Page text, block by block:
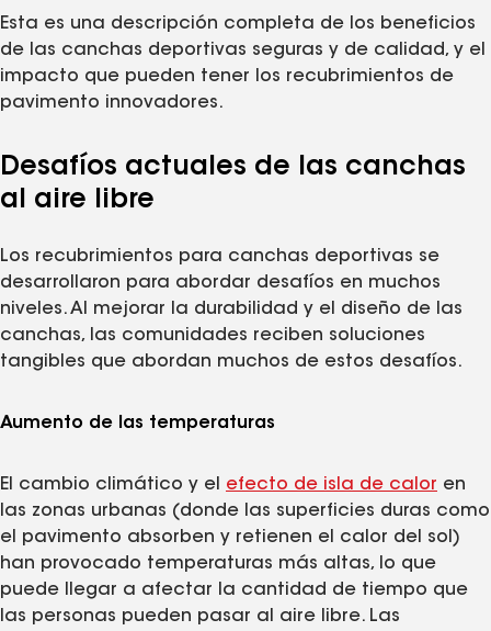
Esta es una descripción completa de los beneficios
de las canchas deportivas seguras y de calidad, y el
impacto que pueden tener los recubrimientos de
pavimento innovadores.
Desafíos actuales de las canchas
al aire libre
Los recubrimientos para canchas deportivas se
desarrollaron para abordar desafíos en muchos
niveles. Al mejorar la durabilidad y el diseño de las
canchas, las comunidades reciben soluciones
tangibles que abordan muchos de estos desafíos.
Aumento de las temperaturas
El cambio climático y el efecto de isla de calor en
las zonas urbanas (donde las superficies duras como
el pavimento absorben y retienen el calor del sol)
han provocado temperaturas más altas, lo que
puede llegar a afectar la cantidad de tiempo que
las personas pueden pasar al aire libre. Las